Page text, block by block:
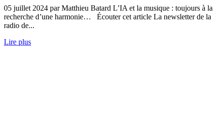
05 juillet 2024 par Matthieu Batard L’IA et la musique : toujours à la
recherche d’une harmonie… Écouter cet article La newsletter de la
radio de...
Lire plus